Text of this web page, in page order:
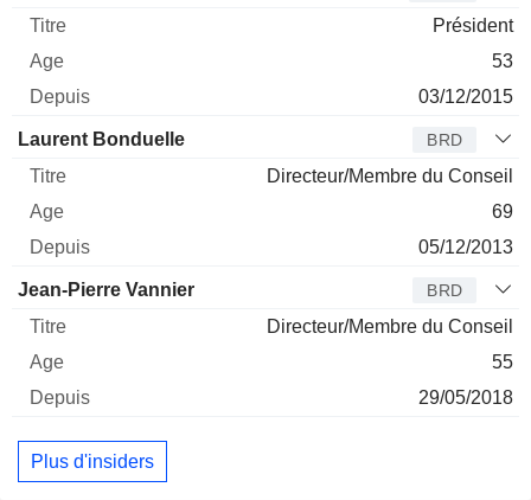
Président
53
03/12/2015
Laurent Bonduelle BRD
Directeur/Membre du Conseil
69
05/12/2013
Jean-Pierre Vannier BRD
Directeur/Membre du Conseil
55
29/05/2018
Plus d'insiders